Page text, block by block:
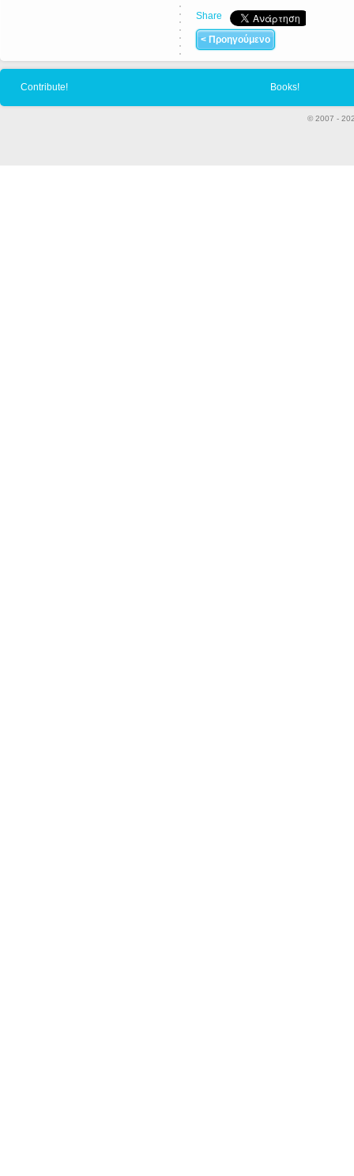
Share
< Προηγούμενο
Contribute! Books!
© 2007 -